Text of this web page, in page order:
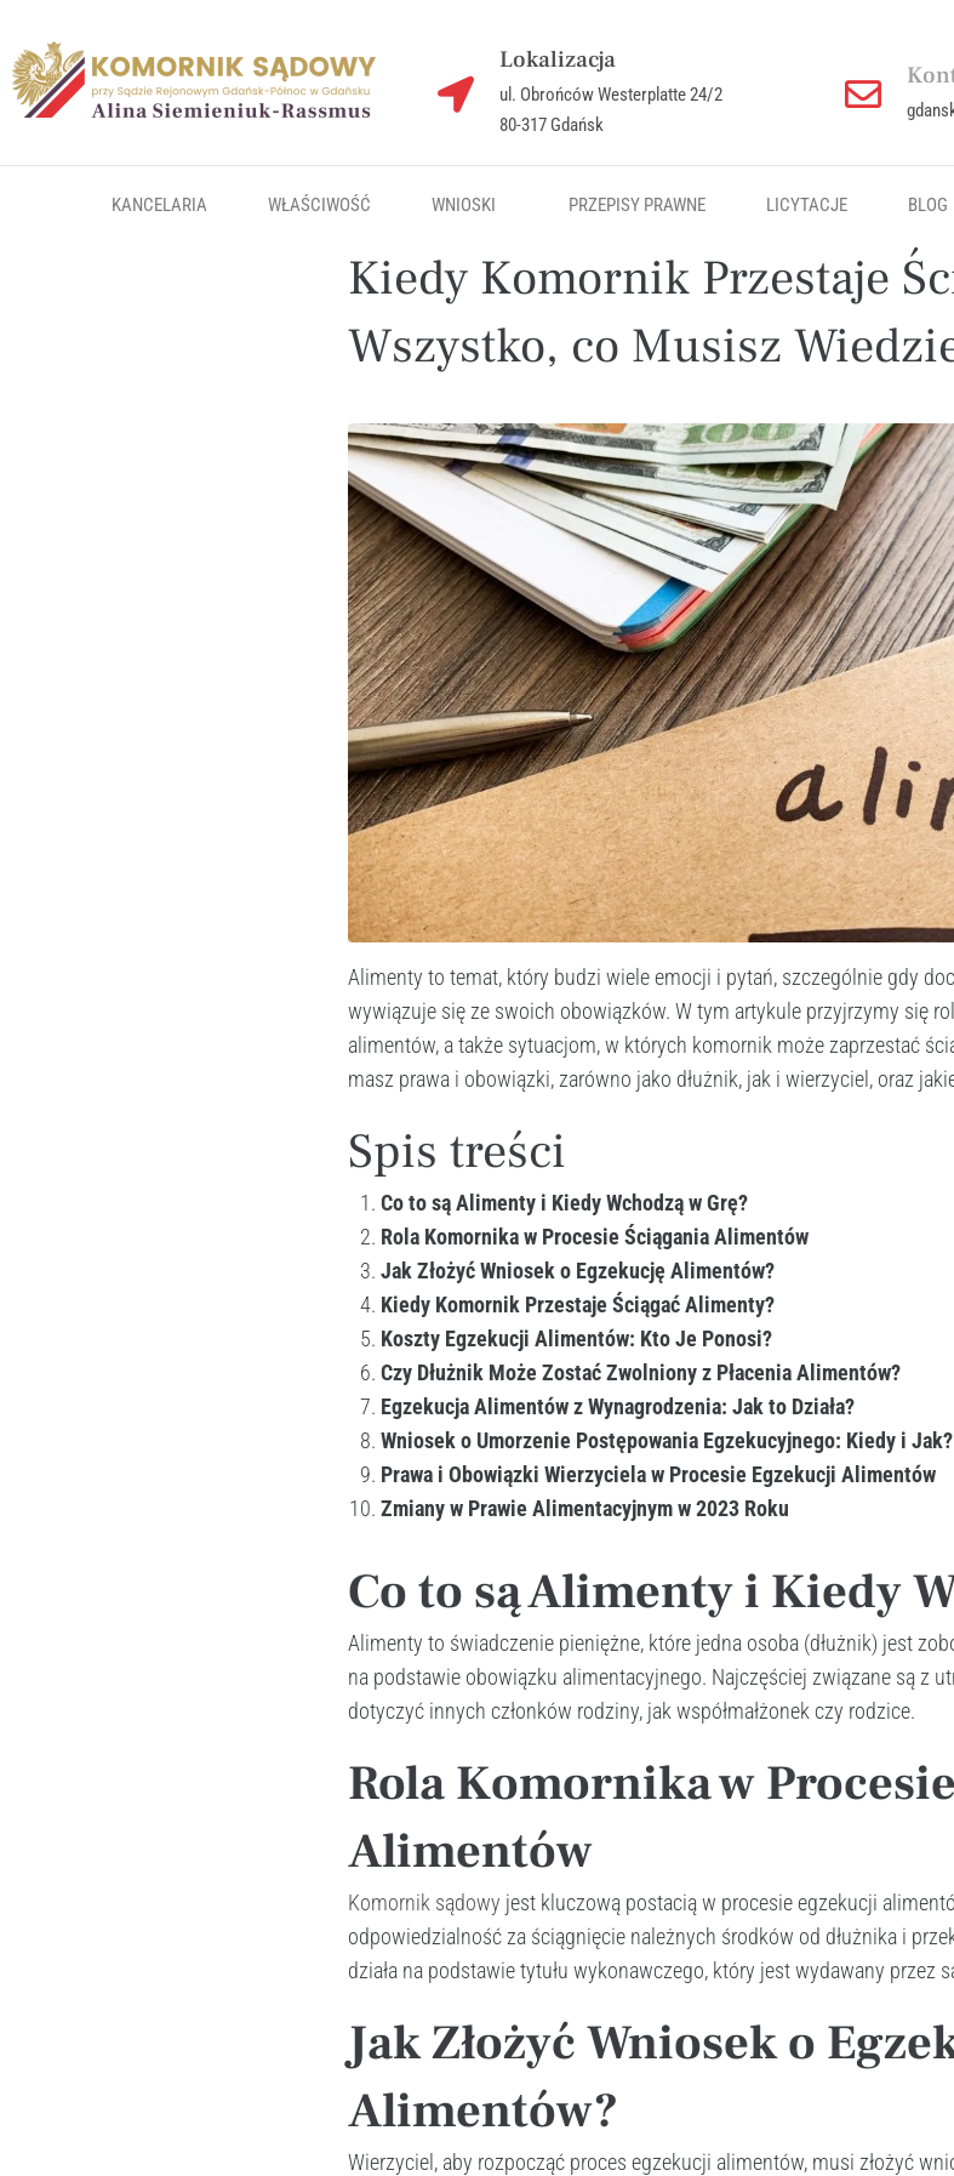
Lokalizacja
ul. Obrońców Westerplatte 24/2
80-317 Gdańsk
KANCELARIA WŁAŚCIWOŚĆ WNIOSKI PRZEPISY PRAWNE LICYTACJE BLOG
Kiedy Komornik Przestaje
Wszystko, co Musisz
Alimenty to temat, który budzi wiele emocji i pytań, szczególnie gdy
wywiązuje się ze swoich obowiązków. W tym artykule przyjrzymy się
alimentów, a także sytuacjom, w których komornik może zaprzestać
masz prawa i obowiązki, zarówno jako dłużnik, jak i wierzyciel, oraz
Spis treści
Co to są Alimenty i Kiedy Wchodzą w Grę?
Rola Komornika w Procesie Ściągania Alimentów
Jak Złożyć Wniosek o Egzekucję Alimentów?
Kiedy Komornik Przestaje Ściągać Alimenty?
Koszty Egzekucji Alimentów: Kto Je Ponosi?
Czy Dłużnik Może Zostać Zwolniony z Płacenia Alimentów?
Egzekucja Alimentów z Wynagrodzenia: Jak to Działa?
Wniosek o Umorzenie Postępowania Egzekucyjnego: Kiedy i Jak?
Prawa i Obowiązki Wierzyciela w Procesie Egzekucji Alimentów
Zmiany w Prawie Alimentacyjnym w 2023 Roku
Co to są Alimenty i Kiedy
Alimenty to świadczenie pieniężne, które jedna osoba (dłużnik) jest
na podstawie obowiązku alimentacyjnego. Najczęściej związane są z
dotyczyć innych członków rodziny, jak współmałżonek czy rodzice.
Rola Komornika w
Alimentów
Komornik sądowy jest kluczową postacią w procesie egzekucji
odpowiedzialność za ściągnięcie należnych środków od dłużnika i
działa na podstawie tytułu wykonawczego, który jest wydawany przez
Jak Złożyć Wniosek o
Alimentów?
Wierzyciel, aby rozpocząć proces egzekucji alimentów, musi złożyć